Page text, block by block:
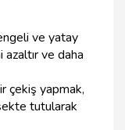
ve yatay
ve daha
çekiş yapmak,
tutularak